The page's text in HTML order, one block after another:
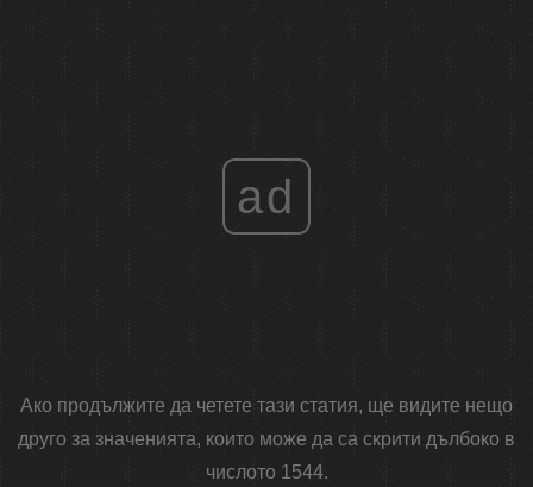
ad
Ако продължите да четете тази статия, ще видите нещо
друго за значенията, които може да са скрити дълбоко в
числото 1544.